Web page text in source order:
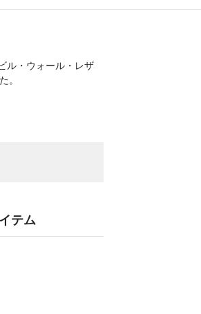
ル・ウォール・レザ
。
テム